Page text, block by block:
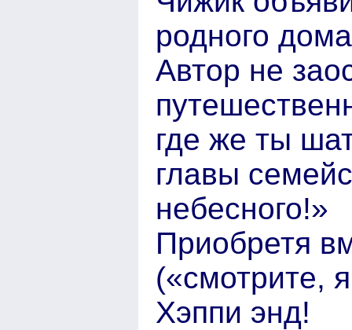
родного
Автор не
где же ты
главы
небесного!»
Приобретя
(«смотрите,
Хэппи энд!